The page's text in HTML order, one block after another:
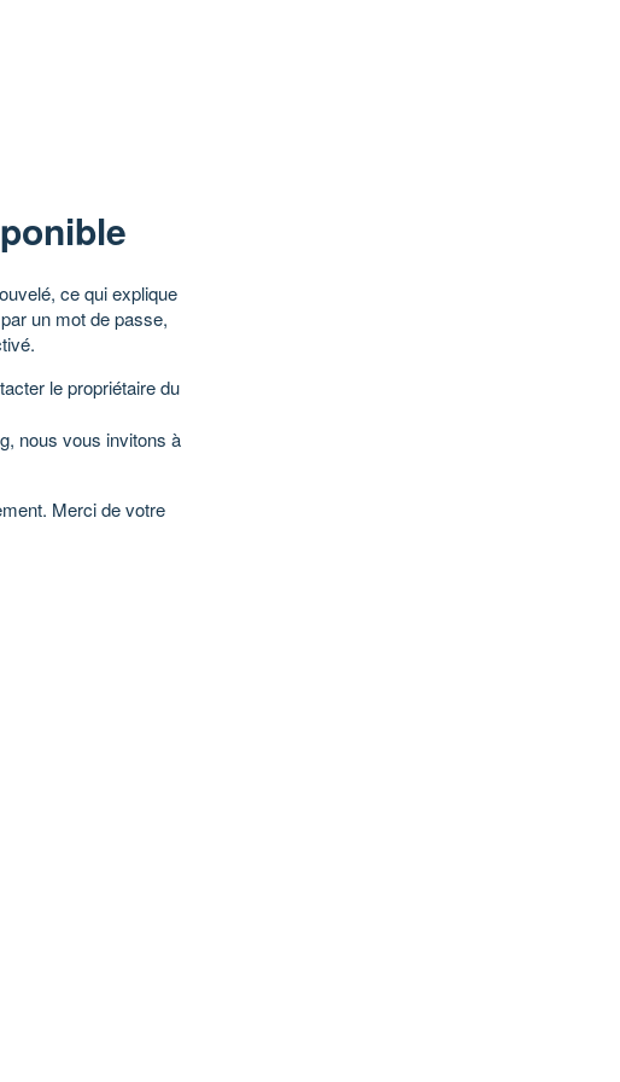
ce qui explique
un mot de passe,
le propriétaire du
nous vous invitons à
Merci de votre